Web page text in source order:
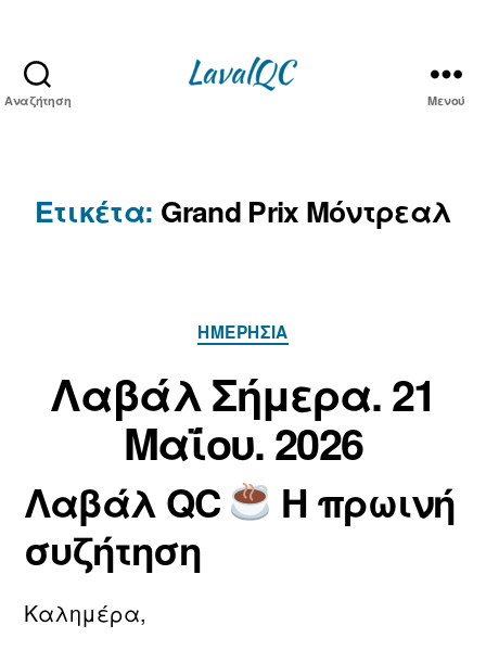
Αναζήτηση Μενού
Ετικέτα: Grand Prix Μόντρεαλ
Κατηγορίες
ΗΜΕΡΉΣΙΑ
Λαβάλ Σήμερα. 21
Μαΐου. 2026
Συντάκτης
άρθρου
Α
ό
τ
ο
ν/
τ
η
Ημ.
δημοσίευσης
1
Μ
α
ΐ
ο
υ
Λαβάλ QC
Η πρωινή
συζήτηση
Καλημέρα,